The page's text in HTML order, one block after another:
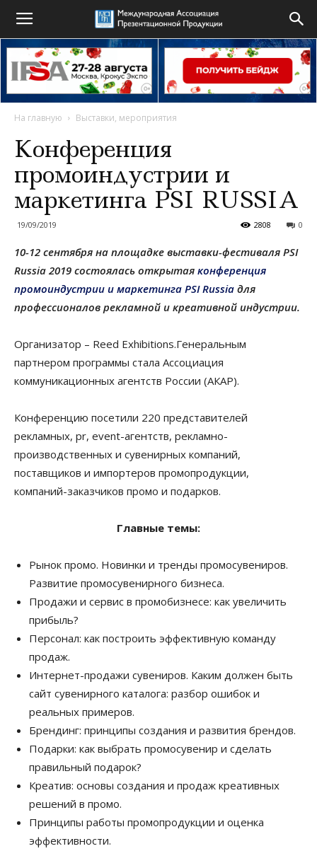
На главную Выставки, мероприятия
Конференция
промоиндустрии и
маркетинга PSI RUSSIA
19/09/2019 0
2808
10-12 сентября на площадке выставки-фестиваля PSI
Russia 2019 состоялась открытая конференция
промоиндустрии и маркетинга PSI Russia для
профессионалов рекламной и креативной индустрии.
Организатор – Reed Exhibitions.Генеральным
партнером программы стала Ассоциация
коммуникационных агентств России (АКАР).
Конференцию посетили 220 представителей
рекламных, pr, event-агентств, рекламно-
производственных и сувенирных компаний,
поставщиков и импортеров промопродукции,
компаний-заказчиков промо и подарков.
Главные темы:
Рынок промо. Новинки и тренды промосувениров.
Развитие промосувенирного бизнеса.
Продажи и сервис в промобизнесе: как увеличить
прибыль?
Персонал: как построить эффективную команду
продаж.
Интернет-продажи сувениров. Каким должен быть
сайт сувенирного каталога: разбор ошибок и
реальных примеров.
Брендинг: принципы создания и развития брендов.
Подарки: как выбрать промосувенир и сделать
правильный подарок?
Креатив: основы создания и продаж креативных
решений в промо.
Принципы работы промопродукции и оценка
эффективности.